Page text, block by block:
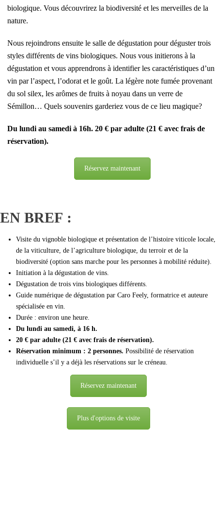
biologique. Vous découvrirez la biodiversité et les merveilles de la
nature.
Nous rejoindrons ensuite le salle de dégustation pour déguster trois
styles différents de vins biologiques. Nous vous initierons à la
dégustation et vous apprendrons à identifier les caractéristiques d’un
vin par l’aspect, l’odorat et le goût. La légère note fumée provenant
du sol silex, les arômes de fruits à noyau dans un verre de
Sémillon… Quels souvenirs garderiez vous de ce lieu magique?
Du lundi au samedi à 16h. 20 € par adulte (21 € avec frais de
réservation).
Réservez maintenant
EN BREF :
Visite du vignoble biologique et présentation de l’histoire viticole locale,
de la viticulture, de l’agriculture biologique, du terroir et de la
biodiversité (option sans marche pour les personnes à mobilité réduite).
Initiation à la dégustation de vins.
Dégustation de trois vins biologiques différents.
Guide numérique de dégustation par Caro Feely, formatrice et auteure
spécialisée en vin.
Durée : environ une heure.
Du lundi au samedi, à 16 h.
20 € par adulte (21 € avec frais de réservation).
Réservation minimum : 2 personnes. Possibilité de réservation
individuelle s’il y a déjà les réservations sur le créneau.
Réservez maintenant
Plus d'options de visite